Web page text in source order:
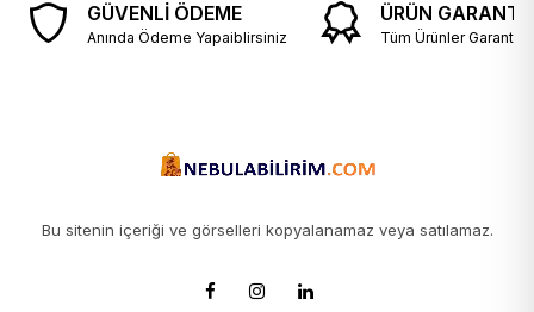
GÜVENLİ ÖDEME
Anında Ödeme Yapaiblirsiniz
ÜRÜN
Tüm Ürünler Garantili
Bu sitenin içeriği ve görselleri kopyalanamaz veya satılamaz.